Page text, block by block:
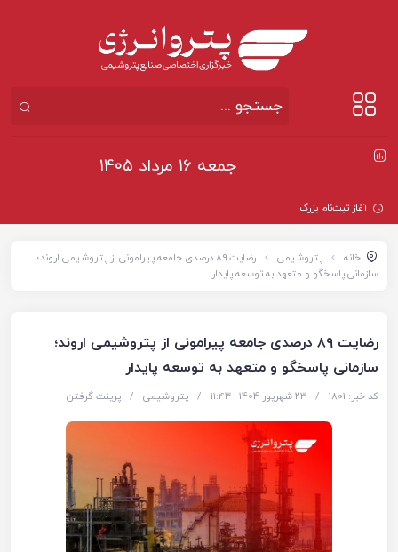
جمعه ۱۶ مرداد ۱۴۰۵
آغاز ثبت‌نام بزرگ‌ترین پروژه
خانه پتروشیمی
رضایت ۸۹ درصدی جامعه پیرامونی از پتروشیمی اروند؛
سازمانی پاسخگو و متعهد به توسعه پایدار
رضایت ۸۹ درصدی جامعه پیرامونی از پتروشیمی اروند؛
سازمانی پاسخگو و متعهد به توسعه پایدار
کد خبر: 1801 / 23 شهریور 1404 - ۱۱:۴۳ / پتروشیمی / پرینت گرفتن